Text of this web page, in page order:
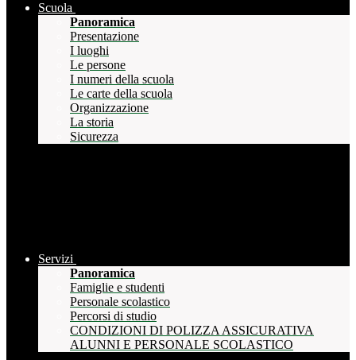
Scuola
Panoramica
Presentazione
I luoghi
Le persone
I numeri della scuola
Le carte della scuola
Organizzazione
La storia
Sicurezza
Servizi
Panoramica
Famiglie e studenti
Personale scolastico
Percorsi di studio
CONDIZIONI DI POLIZZA ASSICURATIVA
ALUNNI E PERSONALE SCOLASTICO